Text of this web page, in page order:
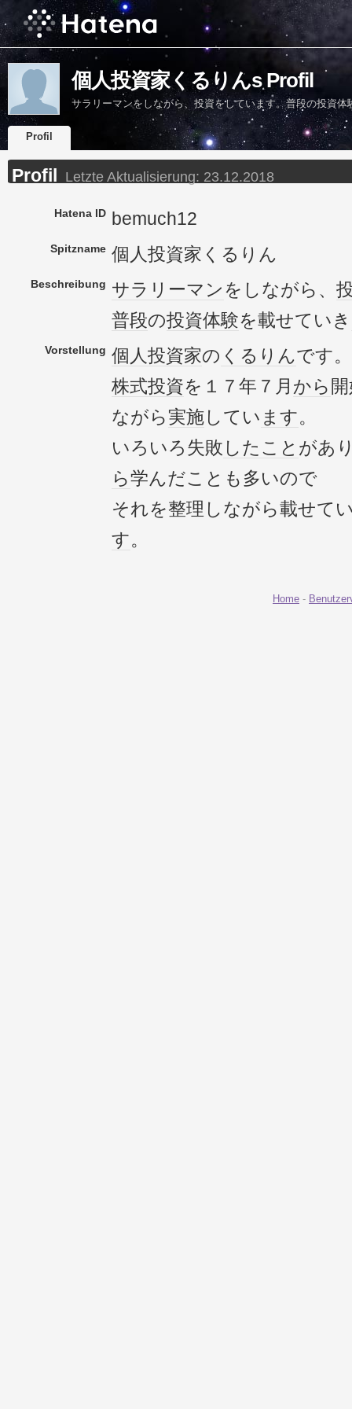
個人投資家くるりんs Profil
サラリーマンをしながら、投資をしています。普段の投資体
Profil
Profil Letzte Aktualisierung: 23.12.2018
Hatena ID bemuch12
Spitzname 個人投資家くるりん
Beschreibung サラリーマンをしながら、
普段の投資体験を載せていき
Vorstellung 個人投資家の くるりんです。
株式投資を１７年７月 から
ながら実施してい ます。
いろいろ失敗 したこと があ
ら学んだことも多いので
それを整理しながら載せて
す。
Home -